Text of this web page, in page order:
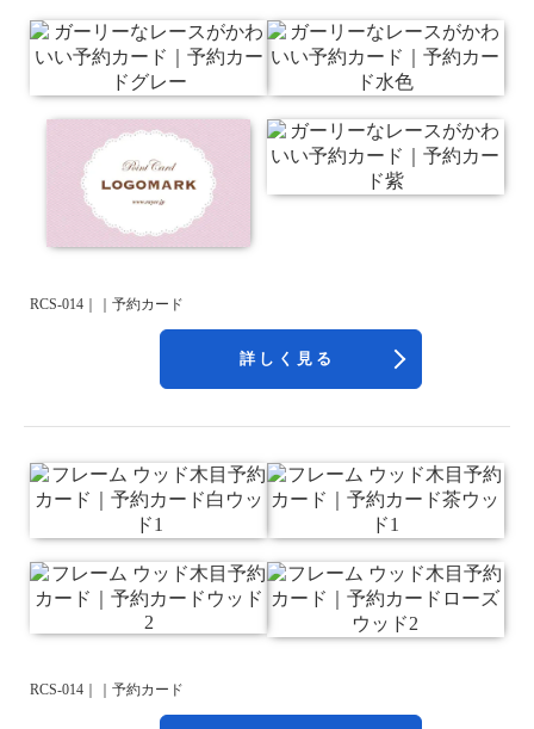
RCS-014｜｜予約カード
詳しく見る
RCS-014｜｜予約カード